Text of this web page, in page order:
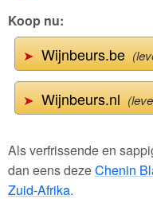
Koop nu:
➤Wijnbeurs.be
➤Wijnbeurs.nl
Als verfrissende en
dan eens dezeChenin
Zuid-Afrika.